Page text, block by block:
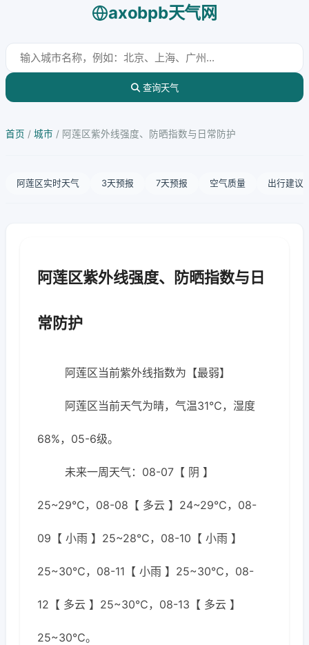
axobpb天气网
查询天气
首页 / 城市 / 阿莲区紫外线强度、防晒指数与日常防护
阿莲区实时天气 3天预报 7天预报 空气质量 出行建议
阿莲区紫外线强度、防晒指数与日
常防护
阿莲区当前紫外线指数为【最弱】
阿莲区当前天气为晴，气温31℃，湿度
68%，05-6级。
未来一周天气：08-07【 阴 】
25~29℃，08-08【 多云 】24~29℃，08-
09【 小雨 】25~28℃，08-10【 小雨 】
25~30℃，08-11【 小雨 】25~30℃，08-
12【 多云 】25~30℃，08-13【 多云 】
25~30℃。